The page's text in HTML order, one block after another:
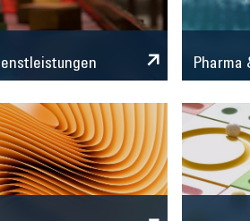
Pharma